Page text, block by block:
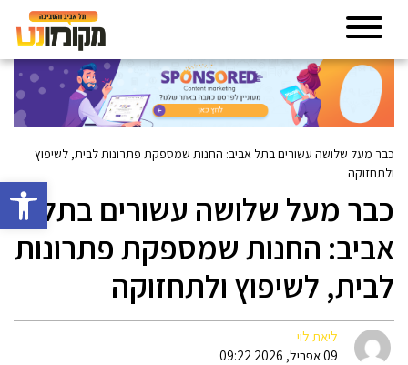
פתח
כבר מעל שלושה עשורים בתל אביב: החנות שמספקת פתרונות לבית, לשיפוץ
ולתחזוקה
כבר מעל שלושה עשורים בתל
אביב: החנות שמספקת פתרונות
לבית, לשיפוץ ולתחזוקה
ליאת לוי
09 אפריל, 2026 09:22